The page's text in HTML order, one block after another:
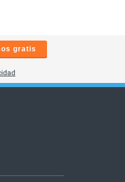
gratis